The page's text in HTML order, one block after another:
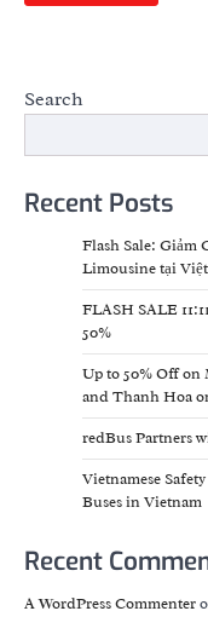
Search
Recent Posts
Flash Sale: Giảm
Limousine tại
FLASH SALE
50%
Up to 50% Off
and Thanh Hoa
redBus Partners
Vietnamese
Buses in Vietnam
Recent
A WordPress Commenter